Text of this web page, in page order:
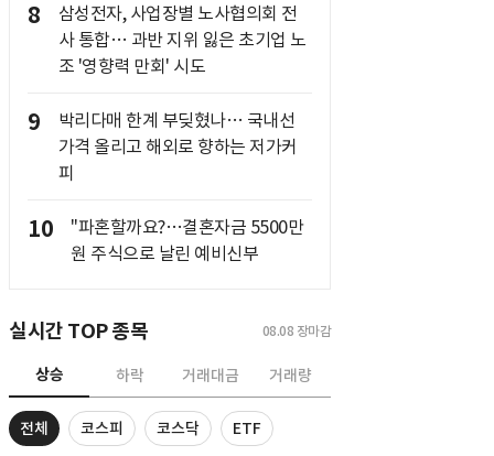
8
삼성전자, 사업장별 노사협의회 전
사 통합… 과반 지위 잃은 초기업 노
조 '영향력 만회' 시도
9
박리다매 한계 부딪혔나… 국내선
가격 올리고 해외로 향하는 저가커
피
10
"파혼할까요?…결혼자금 5500만
원 주식으로 날린 예비신부
실시간 TOP 종목 08.08 장마감
상승 하락 거래대금 거래량
전체 코스피 코스닥 ETF